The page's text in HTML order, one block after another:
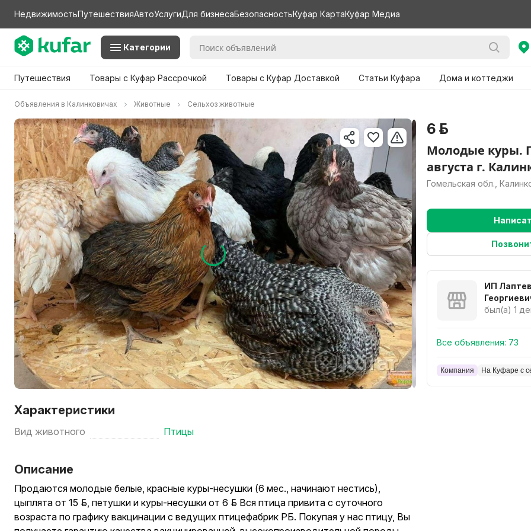
НедвижимостьПутешествияАвтоУслугиДля бизнесаБезопасностьКуфар КартаКуфар Медиа
Категории
Путешествия Товары с Куфар Рассрочкой Товары с Куфар Доставкой Статьи Куфара Дома и коттеджи
Объявления в Калинковичах Животные Сельхоз животные
Характеристики
Вид животного Птицы
Описание
Продаются молодые белые, красные куры-несушки (6 мес., начинают нестись),
цыплята от 15 руб., петушки и куры-несушки от 6 руб. Вся птица привита с суточного
возраста по графику вакцинации с ведущих птицефабрик РБ. Покупая у нас птицу, Вы
6 р.
Молодые куры.
августа г.
Гомельская обл.,
ИП
был(а) 1
Все объявления: 73
Компания На Куфаре с